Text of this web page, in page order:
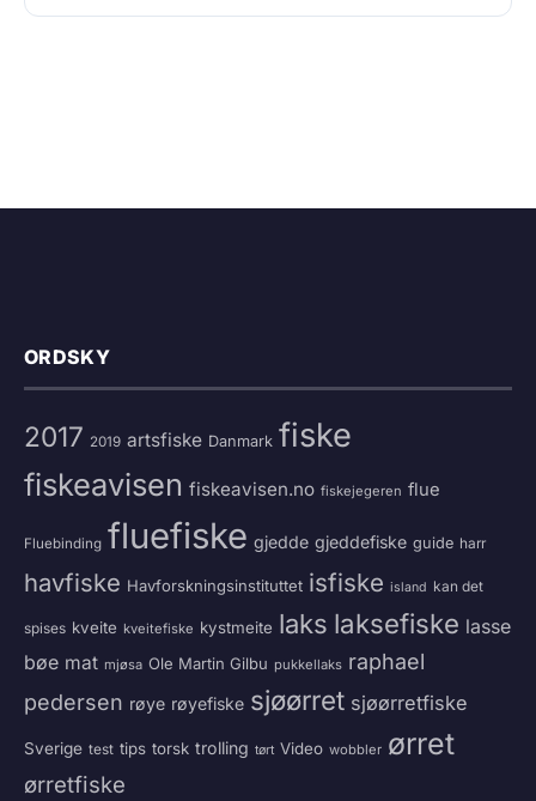
ORDSKY
2017 2019 artsfiske Danmark fiske
fiskeavisen fiskeavisen.no fiskejegeren flue
Fluebinding fluefiske gjedde gjeddefiske guide harr
havfiske Havforskningsinstituttet isfiske island kan det
spises kveite kveitefiske kystmeite laks laksefiske lasse
bøe mat mjøsa Ole Martin Gilbu pukkellaks raphael
pedersen røye røyefiske sjøørret sjøørretfiske
Sverige test tips torsk trolling tørt Video wobbler ørret
ørretfiske